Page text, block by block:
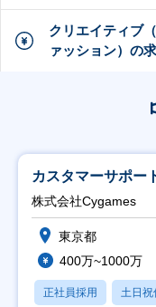
クリエイティブ
ァッション）の
カスタマーサポー
株式会社Cygames
東京都
400万~1000万
正社員採用 土日祝